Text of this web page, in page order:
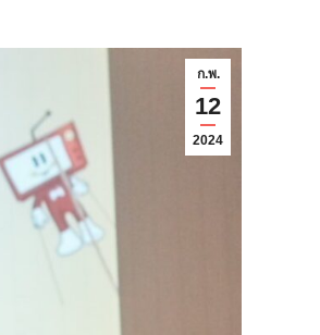
ก.พ.
12
2024